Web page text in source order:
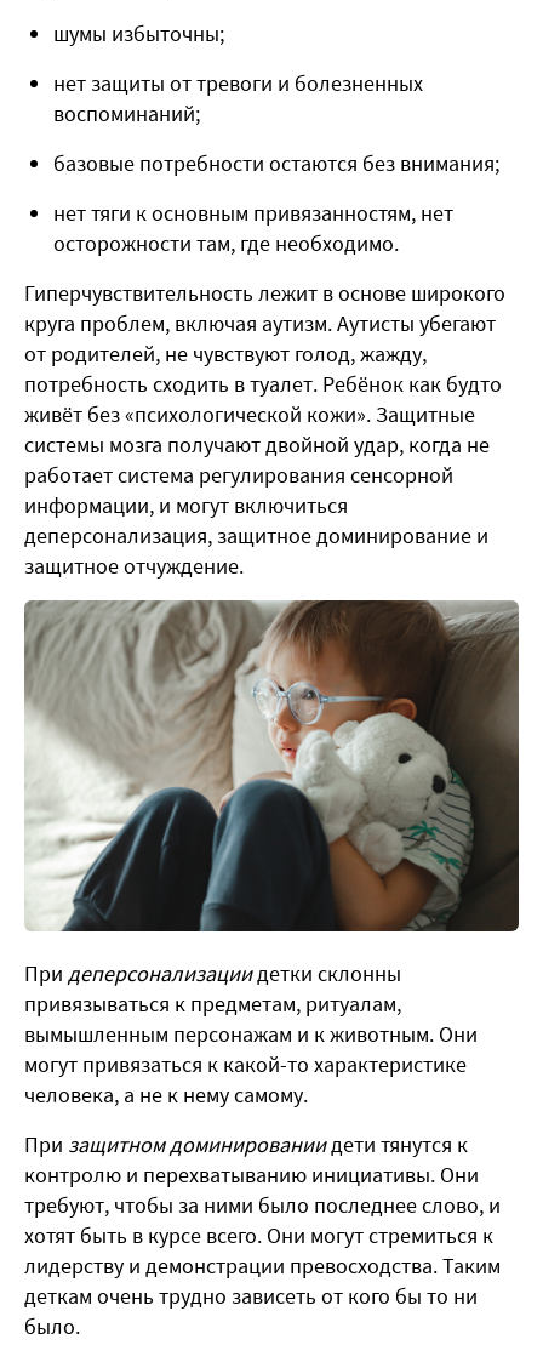
шумы избыточны;
нет защиты от тревоги и болезненных
воспоминаний;
базовые потребности остаются без внимания;
нет тяги к основным привязанностям, нет
осторожности там, где необходимо.
Гиперчувствительность лежит в основе широкого
круга проблем, включая аутизм. Аутисты убегают
от родителей, не чувствуют голод, жажду,
потребность сходить в туалет. Ребёнок как будто
живёт без «психологической кожи». Защитные
системы мозга получают двойной удар, когда не
работает система регулирования сенсорной
информации, и могут включиться
деперсонализация, защитное доминирование и
защитное отчуждение.
При деперсонализациидетки склонны
привязываться к предметам, ритуалам,
вымышленным персонажам и к животным. Они
могут привязаться к какой-то характеристике
человека, а не к нему самому.
При защитном доминированиидети тянутся к
контролю и перехватыванию инициативы. Они
требуют, чтобы за ними было последнее слово, и
хотят быть в курсе всего. Они могут стремиться к
лидерству и демонстрации превосходства. Таким
деткам очень трудно зависеть от кого бы то ни
было.